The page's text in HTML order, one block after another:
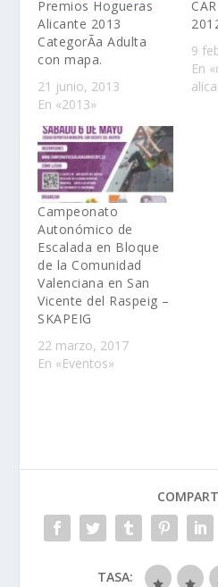
Premios Hogueras
Alicante 2013
CategorÃ­a Adulta
con mapa.
21 junio, 2013
En «2013»
9
En
Campeonato
Autonómico de
Escalada en Bloque
de la Comunidad
Valenciana en San
Vicente del Raspeig –
SKAPEIG
22 marzo, 2017
En «Eventos»
TASA: